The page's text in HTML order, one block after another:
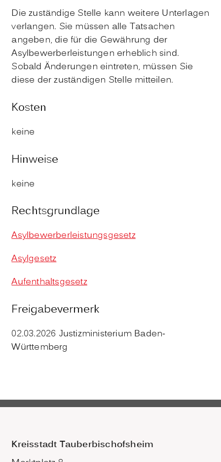
Die zuständige Stelle kann weitere Unterlagen
verlangen. Sie müssen alle Tatsachen
angeben, die für die Gewährung der
Asylbewerberleistungen erheblich sind.
Sobald Änderungen eintreten, müssen Sie
diese der zuständigen Stelle mitteilen.
Kosten
keine
Hinweise
keine
Rechtsgrundlage
Asylbewerberleistungsgesetz
Asylgesetz
Aufenthaltsgesetz
Freigabevermerk
02.03.2026 Justizministerium Baden-
Württemberg
Kreisstadt Tauberbischofsheim